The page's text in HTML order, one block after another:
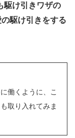
駆け引きワザの
駆け引きをする
働くように、こ
取り入れてみま